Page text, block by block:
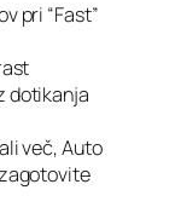
pri “Fast”
dotikanja
več, Auto